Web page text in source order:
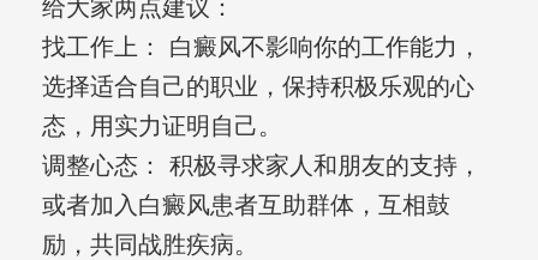
给大家两点建议：
找工作上： 白癜风不影响你的工作能力，
选择适合自己的职业，保持积极乐观的心
态，用实力证明自己。
调整心态： 积极寻求家人和朋友的支持，
或者加入白癜风患者互助群体，互相鼓
励，共同战胜疾病。